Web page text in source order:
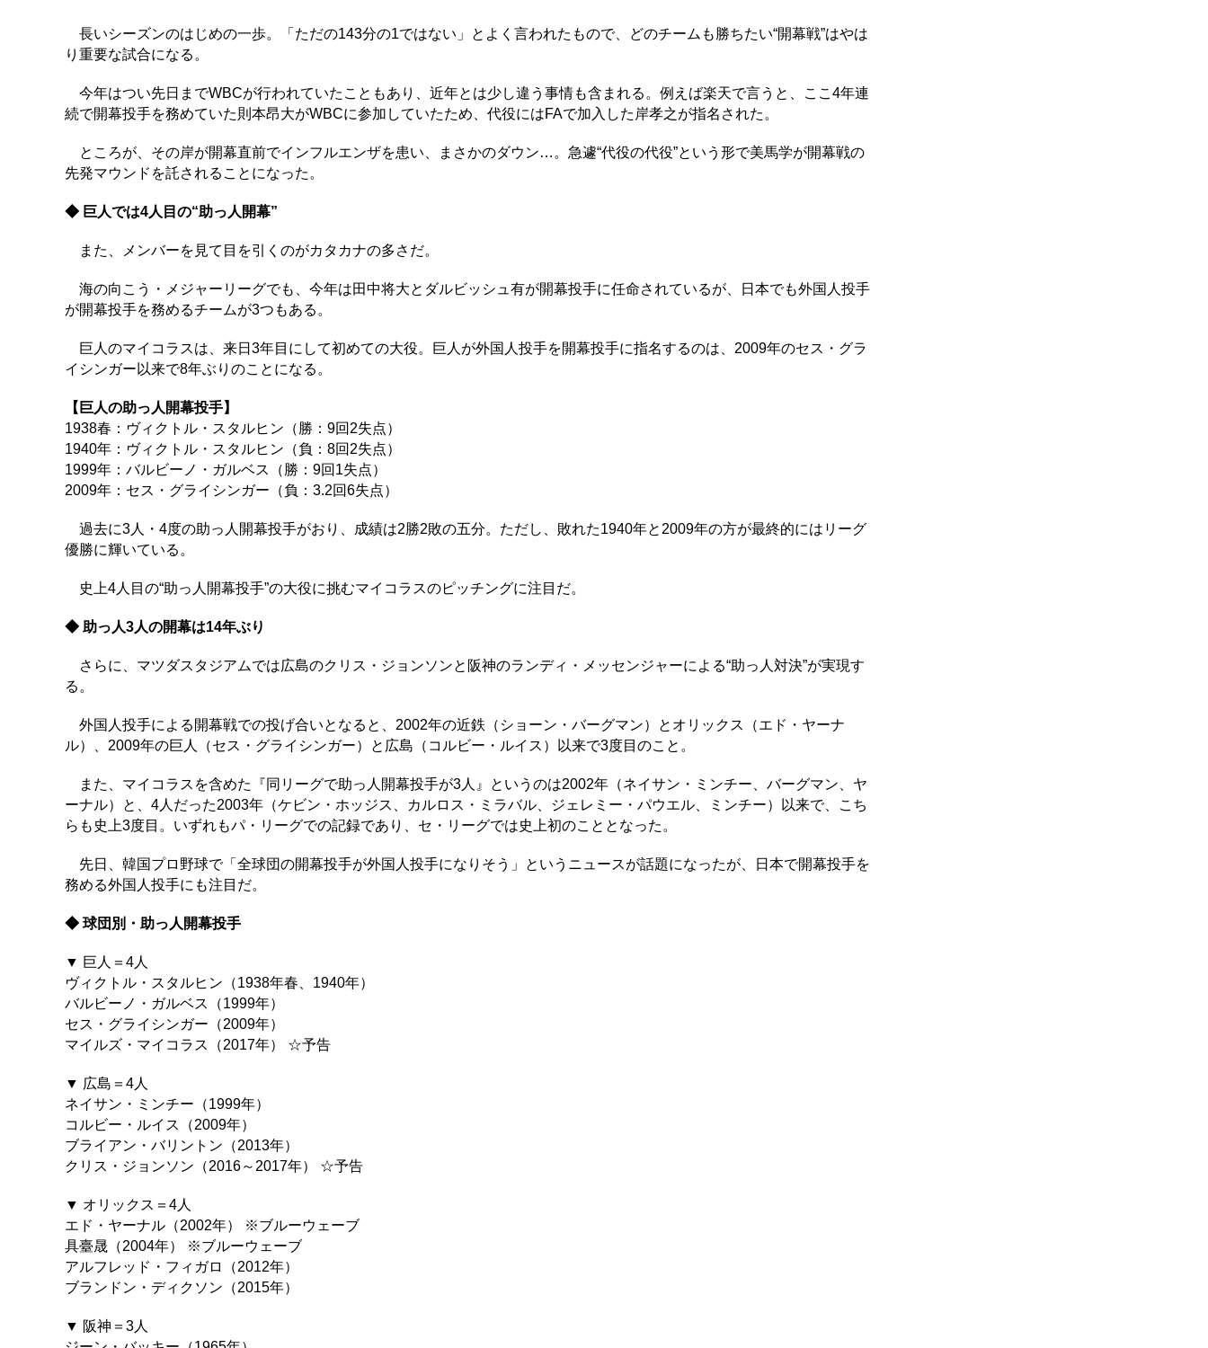
長いシーズンのはじめの一歩。「ただの143分の1ではない」とよく言われたもので、どのチームも勝ちたい“開幕戦”はやは
り重要な試合になる。
今年はつい先日までWBCが行われていたこともあり、近年とは少し違う事情も含まれる。例えば楽天で言うと、ここ4年連
続で開幕投手を務めていた則本昂大がWBCに参加していたため、代役にはFAで加入した岸孝之が指名された。
ところが、その岸が開幕直前でインフルエンザを患い、まさかのダウン…。急遽“代役の代役”という形で美馬学が開幕戦の
先発マウンドを託されることになった。
◆ 巨人では4人目の“助っ人開幕”
また、メンバーを見て目を引くのがカタカナの多さだ。
海の向こう・メジャーリーグでも、今年は田中将大とダルビッシュ有が開幕投手に任命されているが、日本でも外国人投手
が開幕投手を務めるチームが3つもある。
巨人のマイコラスは、来日3年目にして初めての大役。巨人が外国人投手を開幕投手に指名するのは、2009年のセス・グラ
イシンガー以来で8年ぶりのことになる。
【巨人の助っ人開幕投手】
1938春：ヴィクトル・スタルヒン（勝：9回2失点）
1940年：ヴィクトル・スタルヒン（負：8回2失点）
1999年：バルビーノ・ガルベス（勝：9回1失点）
2009年：セス・グライシンガー（負：3.2回6失点）
過去に3人・4度の助っ人開幕投手がおり、成績は2勝2敗の五分。ただし、敗れた1940年と2009年の方が最終的にはリーグ
優勝に輝いている。
史上4人目の“助っ人開幕投手”の大役に挑むマイコラスのピッチングに注目だ。
◆ 助っ人3人の開幕は14年ぶり
さらに、マツダスタジアムでは広島のクリス・ジョンソンと阪神のランディ・メッセンジャーによる“助っ人対決”が実現す
る。
外国人投手による開幕戦での投げ合いとなると、2002年の近鉄（ショーン・バーグマン）とオリックス（エド・ヤーナ
ル）、2009年の巨人（セス・グライシンガー）と広島（コルビー・ルイス）以来で3度目のこと。
また、マイコラスを含めた『同リーグで助っ人開幕投手が3人』というのは2002年（ネイサン・ミンチー、バーグマン、ヤ
ーナル）と、4人だった2003年（ケビン・ホッジス、カルロス・ミラバル、ジェレミー・パウエル、ミンチー）以来で、こち
らも史上3度目。いずれもパ・リーグでの記録であり、セ・リーグでは史上初のこととなった。
先日、韓国プロ野球で「全球団の開幕投手が外国人投手になりそう」というニュースが話題になったが、日本で開幕投手を
務める外国人投手にも注目だ。
◆ 球団別・助っ人開幕投手
▼ 巨人＝4人
ヴィクトル・スタルヒン（1938年春、1940年）
バルビーノ・ガルベス（1999年）
セス・グライシンガー（2009年）
マイルズ・マイコラス（2017年） ☆予告
▼ 広島＝4人
ネイサン・ミンチー（1999年）
コルビー・ルイス（2009年）
ブライアン・バリントン（2013年）
クリス・ジョンソン（2016～2017年） ☆予告
▼ オリックス＝4人
エド・ヤーナル（2002年） ※ブルーウェーブ
具臺晟（2004年） ※ブルーウェーブ
アルフレッド・フィガロ（2012年）
ブランドン・ディクソン（2015年）
▼ 阪神＝3人